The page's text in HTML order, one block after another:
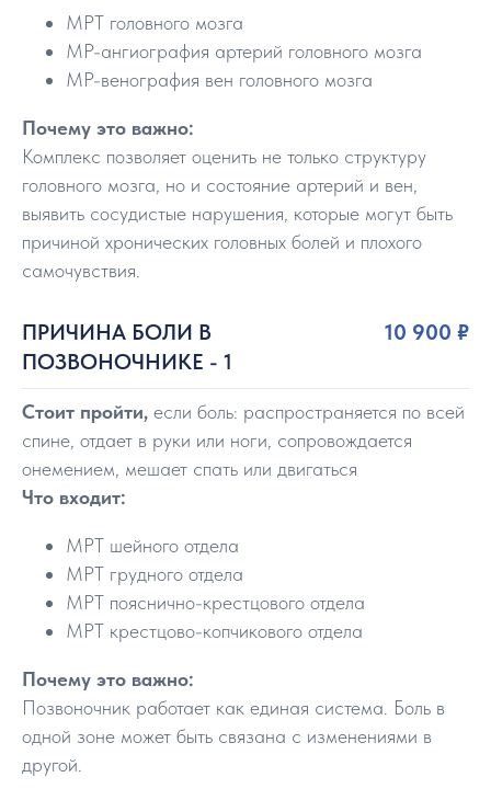
МРТ головного мозга
МР-ангиография артерий головного мозга
МР-венография вен головного мозга
Почему это важно:
Комплекс позволяет оценить не только структуру
головного мозга, но и состояние артерий и вен,
выявить сосудистые нарушения, которые могут быть
причиной хронических головных болей и плохого
самочувствия.
ПРИЧИНА БОЛИ В
ПОЗВОНОЧНИКЕ - 1
10 900 ₽
Стоит пройти, если боль: распространяется по всей
спине, отдает в руки или ноги, сопровождается
онемением, мешает спать или двигаться
Что входит:
МРТ шейного отдела
МРТ грудного отдела
МРТ пояснично-крестцового отдела
МРТ крестцово-копчикового отдела
Почему это важно:
Позвоночник работает как единая система. Боль в
одной зоне может быть связана с изменениями в
другой.